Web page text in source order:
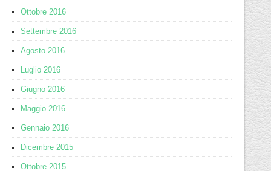
Ottobre 2016
Settembre 2016
Agosto 2016
Luglio 2016
Giugno 2016
Maggio 2016
Gennaio 2016
Dicembre 2015
Ottobre 2015